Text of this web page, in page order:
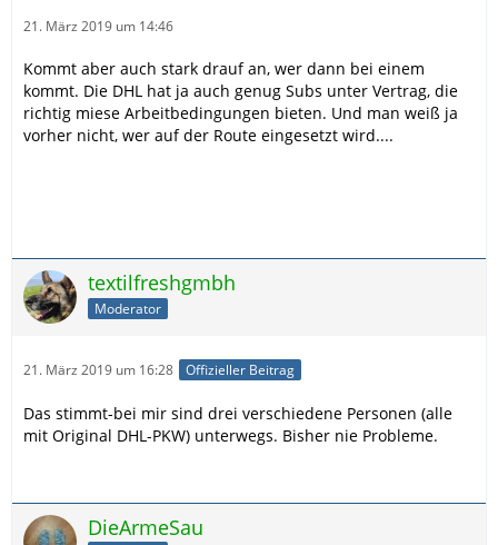
21. März 2019 um 14:46
Kommt aber auch stark drauf an, wer dann bei einem
kommt. Die DHL hat ja auch genug Subs unter Vertrag, die
richtig miese Arbeitbedingungen bieten. Und man weiß ja
vorher nicht, wer auf der Route eingesetzt wird....
textilfreshgmbh
Moderator
21. März 2019 um 16:28 Offizieller Beitrag
Das stimmt-bei mir sind drei verschiedene Personen (alle
mit Original DHL-PKW) unterwegs. Bisher nie Probleme.
DieArmeSau